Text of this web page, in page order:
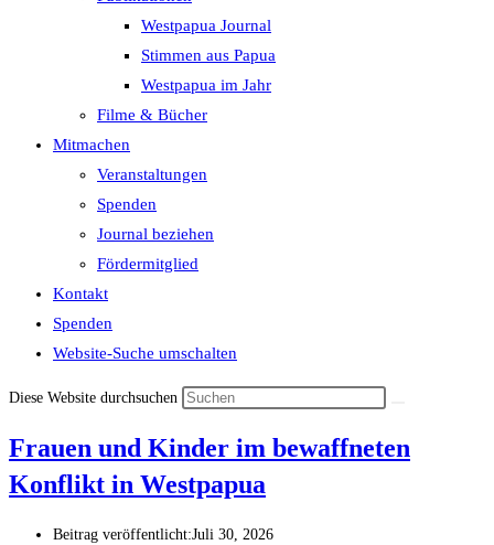
Westpapua Journal
Stimmen aus Papua
Westpapua im Jahr
Filme & Bücher
Mitmachen
Veranstaltungen
Spenden
Journal beziehen
Fördermitglied
Kontakt
Spenden
Website-Suche umschalten
Diese Website durchsuchen
Frauen und Kinder im bewaffneten
Konflikt in Westpapua
Beitrag veröffentlicht:Juli 30, 2026